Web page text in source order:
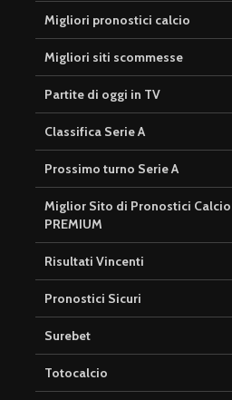
Migliori pronostici calcio
Migliori siti scommesse
Partite di oggi in TV
Classifica Serie A
Prossimo turno Serie A
Miglior Sito di Pronostici
PREMIUM
Risultati Vincenti
Pronostici Sicuri
Surebet
Totocalcio